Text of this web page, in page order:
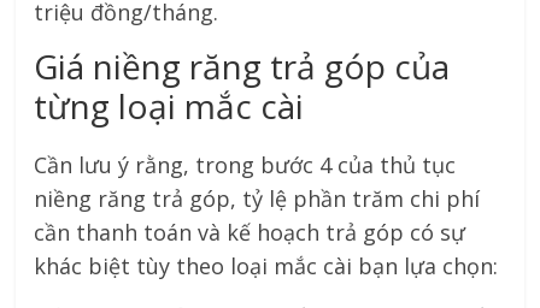
triệu đồng/tháng.
Giá niềng răng trả góp của
từng loại mắc cài
Cần lưu ý rằng, trong bước 4 của thủ tục
niềng răng trả góp, tỷ lệ phần trăm chi phí
cần thanh toán và kế hoạch trả góp có sự
khác biệt tùy theo loại mắc cài bạn lựa chọn: